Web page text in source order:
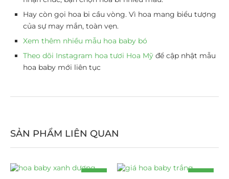
Hay còn gọi hoa bi cầu vòng. Vì hoa mang biểu tượng
của sự may mắn, toàn vẹn.
Xem thêm nhiều mẫu hoa baby bó
Theo dõi Instagram hoa tươi Hoa Mỹ để cập nhật mẫu
hoa baby mới liên tục
SẢN PHẨM LIÊN QUAN
-27% -19%